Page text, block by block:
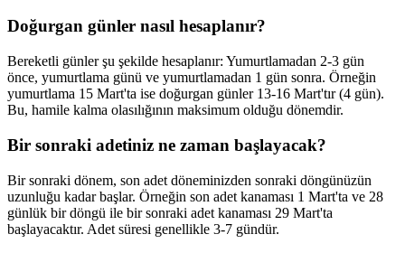
Doğurgan günler nasıl hesaplanır?
Bereketli günler şu şekilde hesaplanır: Yumurtlamadan 2-3 gün
önce, yumurtlama günü ve yumurtlamadan 1 gün sonra. Örneğin
yumurtlama 15 Mart'ta ise doğurgan günler 13-16 Mart'tır (4 gün).
Bu, hamile kalma olasılığının maksimum olduğu dönemdir.
Bir sonraki adetiniz ne zaman başlayacak?
Bir sonraki dönem, son adet döneminizden sonraki döngünüzün
uzunluğu kadar başlar. Örneğin son adet kanaması 1 Mart'ta ve 28
günlük bir döngü ile bir sonraki adet kanaması 29 Mart'ta
başlayacaktır. Adet süresi genellikle 3-7 gündür.